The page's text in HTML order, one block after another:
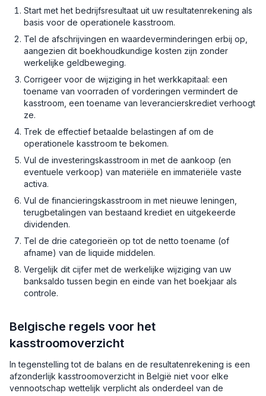
Start met het bedrijfsresultaat uit uw resultatenrekening als
basis voor de operationele kasstroom.
Tel de afschrijvingen en waardeverminderingen erbij op,
aangezien dit boekhoudkundige kosten zijn zonder
werkelijke geldbeweging.
Corrigeer voor de wijziging in het werkkapitaal: een
toename van voorraden of vorderingen vermindert de
kasstroom, een toename van leverancierskrediet verhoogt
ze.
Trek de effectief betaalde belastingen af om de
operationele kasstroom te bekomen.
Vul de investeringskasstroom in met de aankoop (en
eventuele verkoop) van materiële en immateriële vaste
activa.
Vul de financieringskasstroom in met nieuwe leningen,
terugbetalingen van bestaand krediet en uitgekeerde
dividenden.
Tel de drie categorieën op tot de netto toename (of
afname) van de liquide middelen.
Vergelijk dit cijfer met de werkelijke wijziging van uw
banksaldo tussen begin en einde van het boekjaar als
controle.
Belgische regels voor het
kasstroomoverzicht
In tegenstelling tot de balans en de resultatenrekening is een
afzonderlijk kasstroomoverzicht in België niet voor elke
vennootschap wettelijk verplicht als onderdeel van de